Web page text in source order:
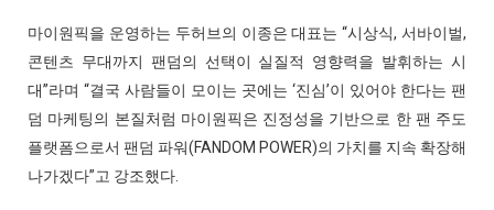
마이원픽을 운영하는 두허브의 이종은 대표는 “시상식, 서바이벌,
콘텐츠 무대까지 팬덤의 선택이 실질적 영향력을 발휘하는 시
대”라며 “결국 사람들이 모이는 곳에는 ‘진심’이 있어야 한다는 팬
덤 마케팅의 본질처럼 마이원픽은 진정성을 기반으로 한 팬 주도
플랫폼으로서 팬덤 파워(FANDOM POWER)의 가치를 지속 확장해
나가겠다”고 강조했다.